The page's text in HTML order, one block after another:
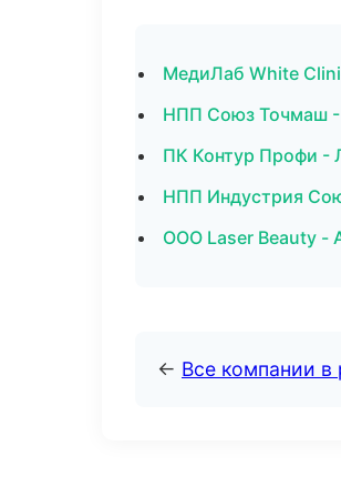
МедиЛаб White
НПП Союз Точмаш -
ПК Контур Профи -
НПП Индустрия
ООО Laser Beauty -
← Все компании